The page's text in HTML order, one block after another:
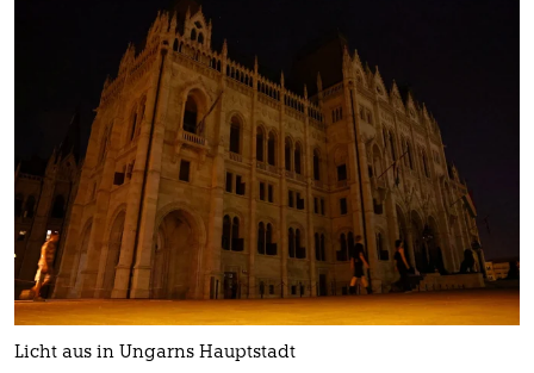
Licht aus in Ungarns Hauptstadt